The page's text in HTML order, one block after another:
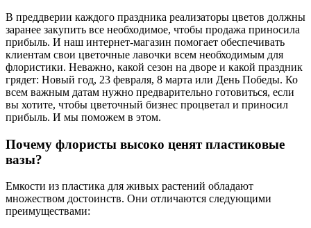
В преддверии каждого праздника реализаторы цветов должны
заранее закупить все необходимое, чтобы продажа приносила
прибыль. И наш интернет-магазин помогает обеспечивать
клиентам свои цветочные лавочки всем необходимым для
флористики. Неважно, какой сезон на дворе и какой праздник
грядет: Новый год, 23 февраля, 8 марта или День Победы. Ко
всем важным датам нужно предварительно готовиться, если
вы хотите, чтобы цветочный бизнес процветал и приносил
прибыль. И мы поможем в этом.
Почему флористы высоко ценят пластиковые
вазы?
Емкости из пластика для живых растений обладают
множеством достоинств. Они отличаются следующими
преимуществами: